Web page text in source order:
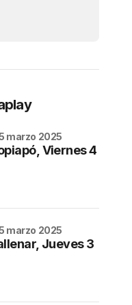
Viernes 4
marzo 2025
Jueves 3
marzo 2025